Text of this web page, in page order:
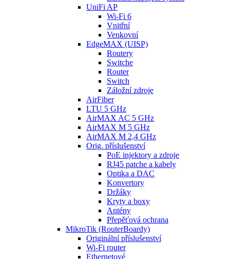
UniFi AP
Wi-Fi 6
Vnitřní
Venkovní
EdgeMAX (UISP)
Routery
Switche
Router
Switch
Záložní zdroje
AirFiber
LTU 5 GHz
AirMAX AC 5 GHz
AirMAX M 5 GHz
AirMAX M 2,4 GHz
Orig. příslušenství
PoE injektory a zdroje
RJ45 patche a kabely
Optika a DAC
Konvertory
Držáky
Kryty a boxy
Antény
Přepěťová ochrana
MikroTik (RouterBoardy)
Originální příslušenství
Wi-Fi router
Ethernetové